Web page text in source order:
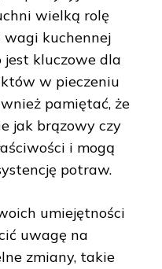
wielką rolę
kuchennej
jest kluczowe dla
w pieczeniu
pamiętać, że
jak brązowy czy
i mogą
potraw.
umiejętności
uwagę na
zmiany, takie